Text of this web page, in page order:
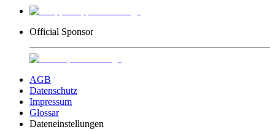
Official Sponsor
AGB
Datenschutz
Impressum
Glossar
Dateneinstellungen